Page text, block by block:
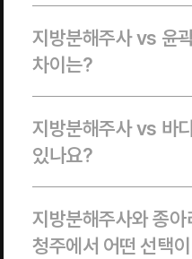
지방분해주사 vs 윤
차이는?
지방분해주사 vs 바
있나요?
지방분해주사와 종아
청주에서 어떤 선택